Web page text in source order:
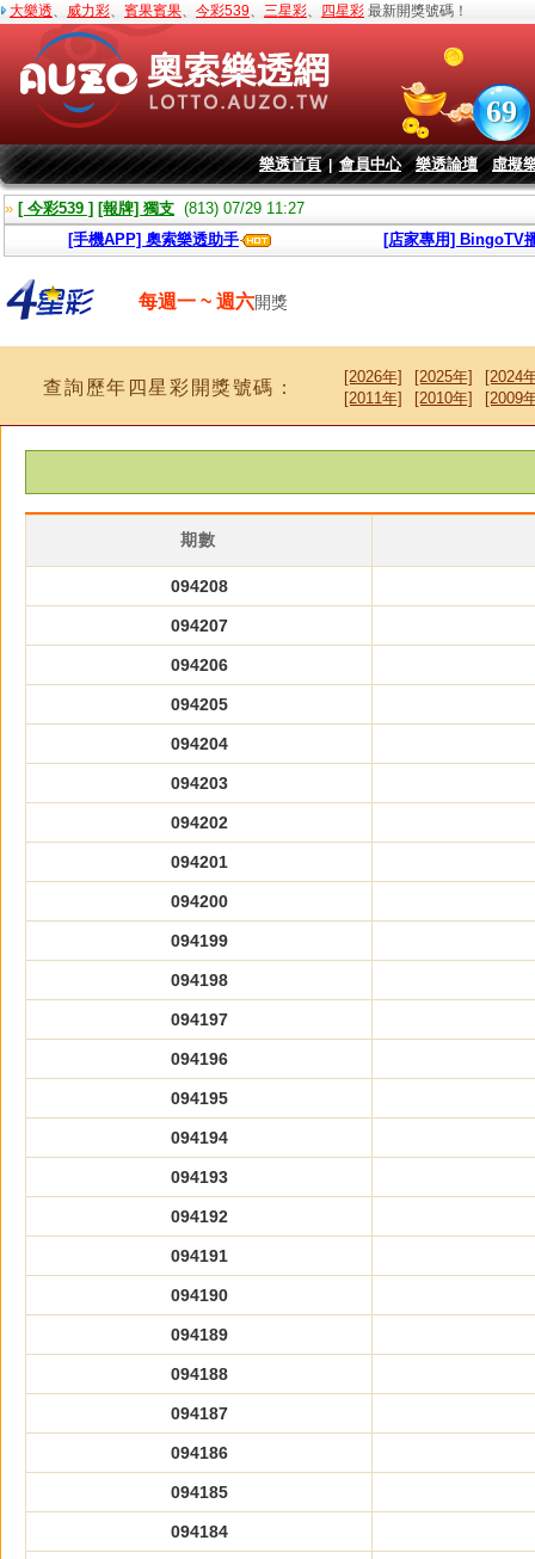
大樂透、 威力彩、 賓果賓果、 今彩539、 三星彩、 四星彩 最新開獎號碼！
樂透首頁|會員中心 樂透論壇
虛擬
» [ 今彩539 ] [報牌] 獨支 (813) 07/29 11:27
» [ 今彩539 ] [報牌] 獨支 (813) 07/29 11:09
[手機APP] 奧索樂透助手
[店家專用] BingoTV
每週一 ~ 週六開獎
查詢歷年四星彩開獎號碼：
[2026年] [2025年]
[2024
[2011年]
[2010年] [2009
期數
094208
094207
094206
094205
094204
094203
094202
094201
094200
094199
094198
094197
094196
094195
094194
094193
094192
094191
094190
094189
094188
094187
094186
094185
094184